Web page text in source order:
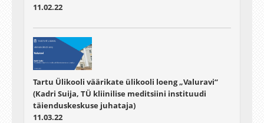
11.02.22
Tartu Ülikooli väärikate ülikooli loeng „Valuravi“
(Kadri Suija, TÜ kliinilise meditsiini instituudi
täienduskeskuse juhataja)
11.03.22